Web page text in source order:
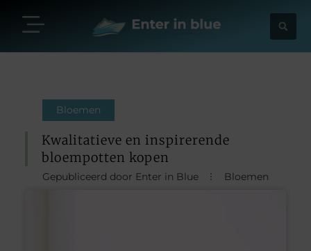
Bloemen
Kwalitatieve en inspirerende
bloempotten kopen
Gepubliceerd door Enter in Blue Bloemen